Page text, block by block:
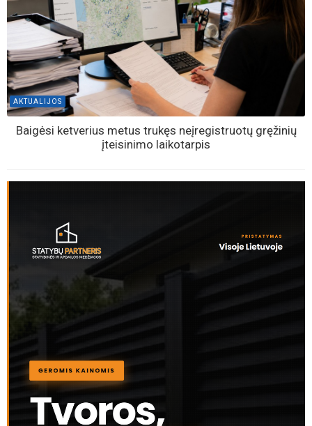
AKTUALIJOS
Baigėsi ketverius metus trukęs neįregistruotų gręžinių
įteisinimo laikotarpis